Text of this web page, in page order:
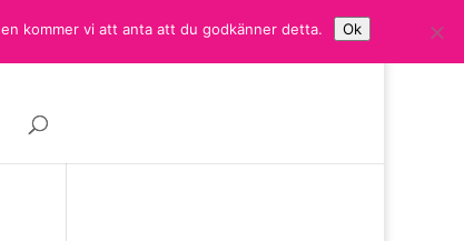
kommer vi att anta att du godkänner detta. Ok